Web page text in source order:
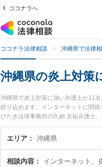
ココナラへ
ココナラ法律相談 沖縄県で法律
沖縄県の炎上対策
沖縄県で炎上対策に強い弁護士が11
絞り込めます。インターネットに関
びたき法律事務所の久納 京祐弁護士
た炎上対策のトラブルを今すぐに弁
の弁護士に相談予約したい』などで
エリア 沖縄県
相談内容 インターネット、